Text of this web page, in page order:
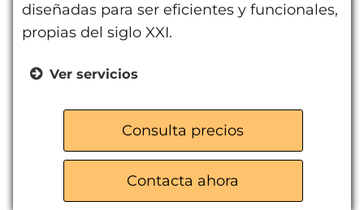
diseñadas para ser eficientes y funcionales,
propias del siglo XXI.
Ver servicios
Videovigilancia 24 horas
Contratos flexibles
Taquillas y mini-almacenes
Trasteros de 1 a 25 m2
Consulta precios
Contacta ahora